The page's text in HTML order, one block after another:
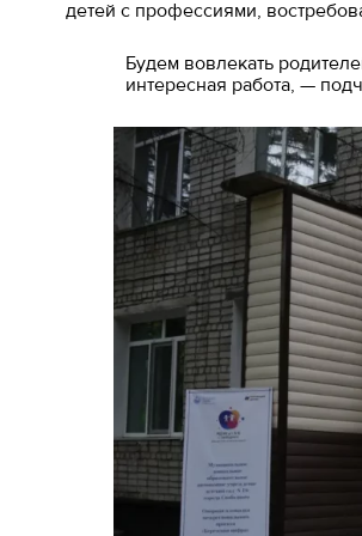
детей с профессиями,
Будем вовлекать
интересная работа, —